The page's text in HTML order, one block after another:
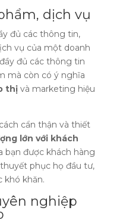
dịch vụ
đủ các thông tin,
vụ của một doanh
đủ các thông tin
mà còn có ý nghĩa
thịvà marketing hiệu
cẩn thận và thiết
lớn với khách
bạn được khách hàng
phục họ đầu tư,
khó khăn.
nghiệp